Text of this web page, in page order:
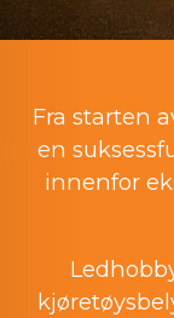
Fra starten
en
innenfor